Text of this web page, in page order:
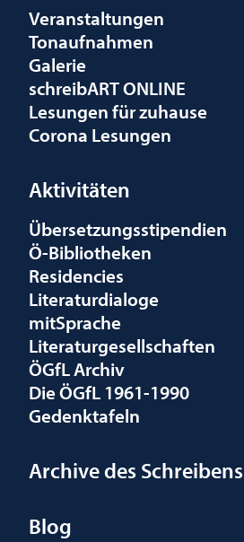
Veranstaltungen
Tonaufnahmen
Galerie
schreibART ONLINE
Lesungen für zuhause
Corona Lesungen
Aktivitäten
Übersetzungsstipendien
Ö-Bibliotheken
Residencies
Literaturdialoge
mitSprache
Literaturgesellschaften
ÖGfL Archiv
Die ÖGfL 1961-1990
Gedenktafeln
Archive des Schreibens
Blog